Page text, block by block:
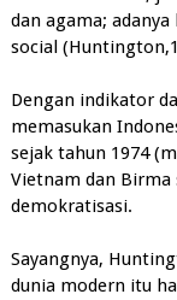
dan agama;
social
Dengan indikator
memasukan
sejak tahun 1974
Vietnam dan Birma
demokratisasi.
Sayangnya,
dunia modern itu